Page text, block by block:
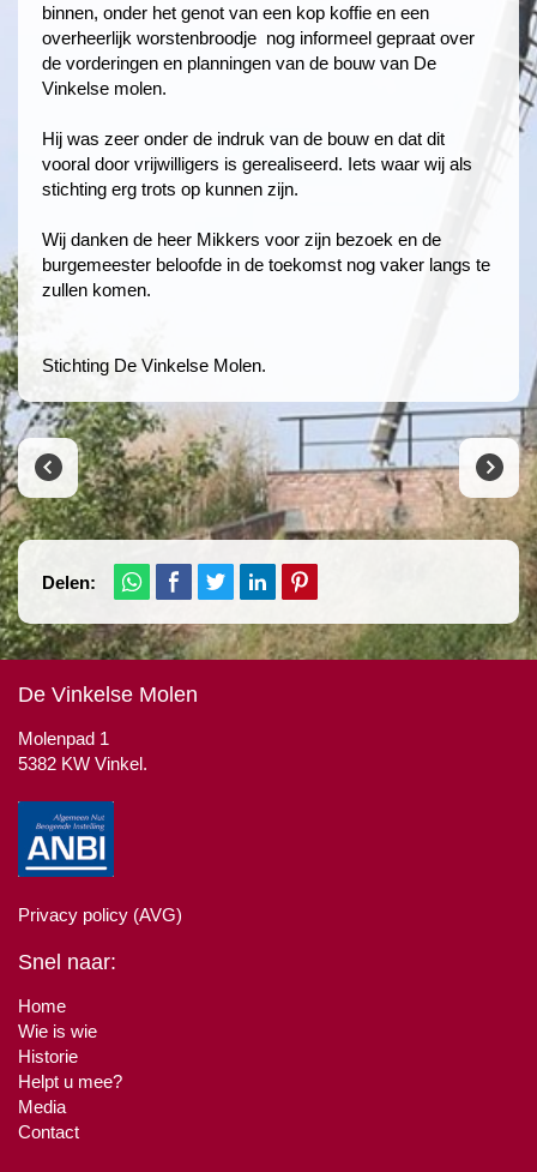
binnen, onder het genot van een kop koffie en een
overheerlijk worstenbroodje nog informeel gepraat over
de vorderingen en planningen van de bouw van De
Vinkelse molen.
Hij was zeer onder de indruk van de bouw en dat dit
vooral door vrijwilligers is gerealiseerd. Iets waar wij als
stichting erg trots op kunnen zijn.
Wij danken de heer Mikkers voor zijn bezoek en de
burgemeester beloofde in de toekomst nog vaker langs te
zullen komen.
Stichting De Vinkelse Molen.
Delen:
De Vinkelse Molen
Molenpad 1
5382 KW Vinkel.
Privacy policy (AVG)
Snel naar:
Home
Wie is wie
Historie
Helpt u mee?
Media
Contact